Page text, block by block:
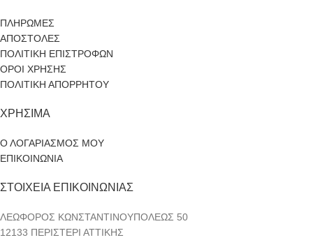
ΠΛΗΡΩΜΕΣ
ΑΠΟΣΤΟΛΕΣ
ΠΟΛΙΤΙΚΗ ΕΠΙΣΤΡΟΦΩΝ
ΟΡΟΙ ΧΡΗΣΗΣ
ΠΟΛΙΤΙΚΗ ΑΠΟΡΡΗΤΟΥ
ΧΡΗΣΙΜΑ
Ο ΛΟΓΑΡΙΑΣΜΟΣ ΜΟΥ
ΕΠΙΚΟΙΝΩΝΙΑ
ΣΤΟΙΧΕΙΑ ΕΠΙΚΟΙΝΩΝΙΑΣ
ΛΕΩΦΟΡΟΣ ΚΩΝΣΤΑΝΤΙΝΟΥΠΟΛΕΩΣ 50
12133 ΠΕΡΙΣΤΕΡΙ ΑΤΤΙΚΗΣ